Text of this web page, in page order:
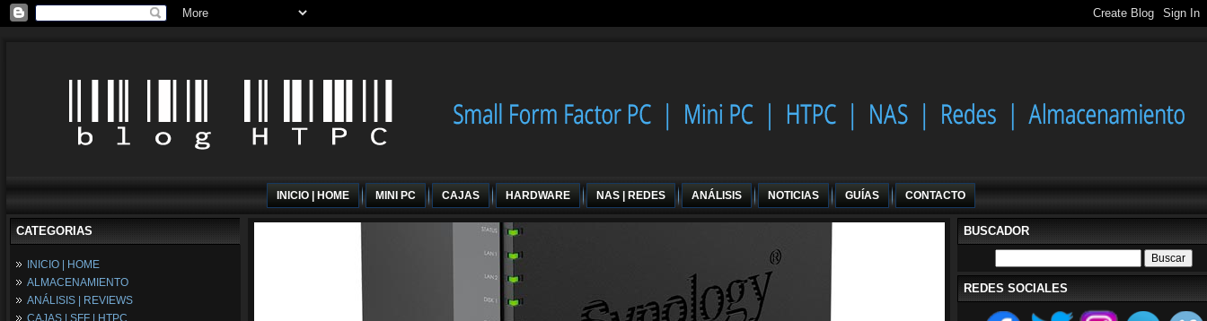
INICIO | HOME MINI PC CAJAS HARDWARE NAS | REDES ANÁLISIS NOTICIAS GUÍAS CONTACTO
CATEGORIAS
INICIO | HOME
ALMACENAMIENTO
ANÁLISIS | REVIEWS
CAJAS | SFF | HTPC
BUSCADOR
REDES SOCIALES